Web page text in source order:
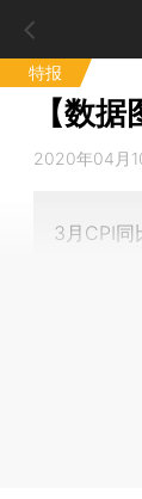
特报
【数
2020年04月
3月CPI同